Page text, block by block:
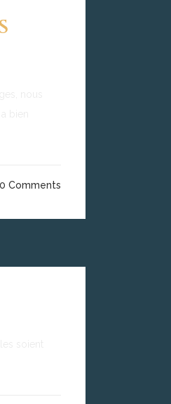
0 Comments